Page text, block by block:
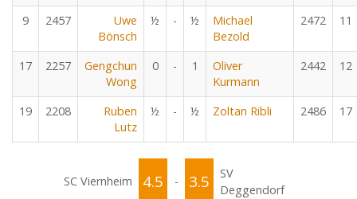
9 2457
Uwe
Bönsch
½ - ½
Michael
Bezold
2472 11
17 2257
Gengchun
Wong
0 - 1
Oliver
Kurmann
2442 12
19 2208
Ruben
Lutz
½ - ½ Zoltan Ribli 2486 17
SC Viernheim 4.5 - 3.5
SV
Deggendorf